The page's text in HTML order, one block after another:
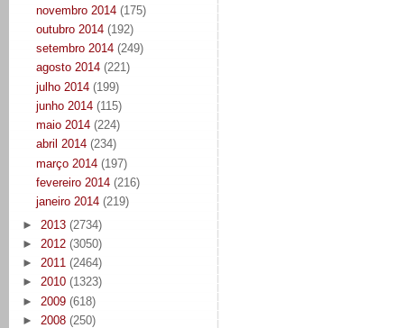
novembro 2014 (175)
outubro 2014 (192)
setembro 2014 (249)
agosto 2014 (221)
julho 2014 (199)
junho 2014 (115)
maio 2014 (224)
abril 2014 (234)
março 2014 (197)
fevereiro 2014 (216)
janeiro 2014 (219)
► 2013 (2734)
► 2012 (3050)
► 2011 (2464)
► 2010 (1323)
► 2009 (618)
► 2008 (250)